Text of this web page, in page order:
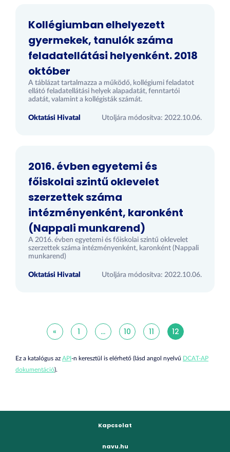
Kollégiumban elhelyezett
gyermekek, tanulók száma
feladatellátási helyenként. 2018
október
A táblázat tartalmazza a működő, kollégiumi feladatot
ellátó feladatellátási helyek alapadatát, fenntartói
adatát, valamint a kollégisták számát.
Oktatási Hivatal Utoljára módosítva: 2022.10.06.
2016. évben egyetemi és
főiskolai szintű oklevelet
szerzettek száma
intézményenként, karonként
(Nappali munkarend)
A 2016. évben egyetemi és főiskolai szintű oklevelet
szerzettek száma intézményenként, karonként (Nappali
munkarend)
Oktatási Hivatal Utoljára módosítva: 2022.10.06.
« 1 ... 10 11 12
Ez a katalógus az API-n keresztül is elérhető (lásd angol nyelvű DCAT-AP
dokumentáció).
Kapcsolat
navu.hu